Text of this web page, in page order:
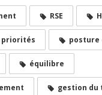
RSE
priorités posture
équilibre
gestion du